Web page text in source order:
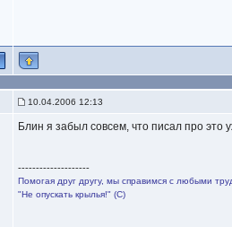
10.04.2006 12:13
Блин я забыл совсем, что писал про это
--------------------
Помогая друг другу, мы справимся с любыми
"Не опускать крылья!" (С)